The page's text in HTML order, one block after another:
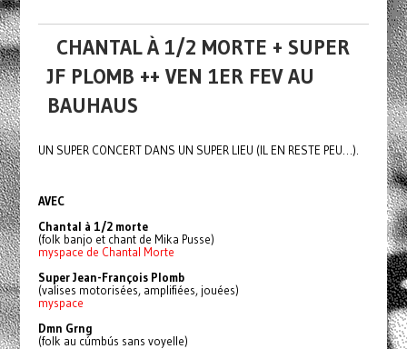
CHANTAL À 1/2 MORTE + SUPER
JF PLOMB ++ VEN 1ER FEV AU
BAUHAUS
UN SUPER CONCERT DANS UN SUPER LIEU (IL EN RESTE PEU…).
AVEC
Chantal à 1/2 morte
(folk banjo et chant de Mika Pusse)
myspace de Chantal Morte
Super Jean-François Plomb
(valises motorisées, amplifiées, jouées)
myspace
Dmn Grng
(folk au cúmbús sans voyelle)